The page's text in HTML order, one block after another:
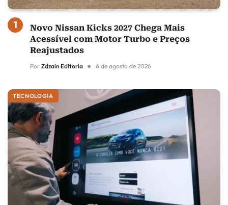
Novo Nissan Kicks 2027 Chega Mais
Acessível com Motor Turbo e Preços
Reajustados
Por Zdzain Editoria 6 de agosto de 2026
TECNOLOGIA